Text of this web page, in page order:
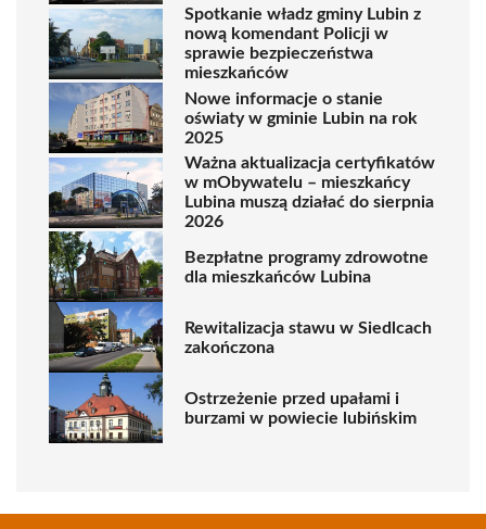
Spotkanie władz gminy Lubin z
nową komendant Policji w
sprawie bezpieczeństwa
mieszkańców
Nowe informacje o stanie
oświaty w gminie Lubin na rok
2025
Ważna aktualizacja certyfikatów
w mObywatelu – mieszkańcy
Lubina muszą działać do sierpnia
2026
Bezpłatne programy zdrowotne
dla mieszkańców Lubina
Rewitalizacja stawu w Siedlcach
zakończona
Ostrzeżenie przed upałami i
burzami w powiecie lubińskim